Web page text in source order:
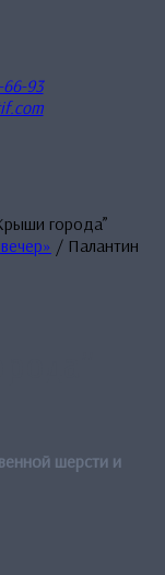
66-93
города”
/ Палантин
шерсти и